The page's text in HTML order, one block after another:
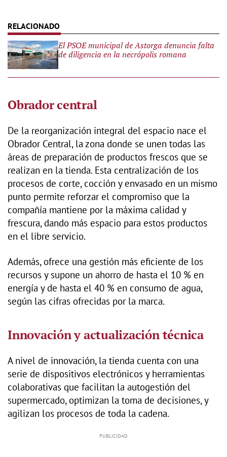
El PSOE municipal de Astorga denuncia falta
de diligencia en la necrópolis romana
Obrador central
De la reorganización integral del espacio nace el
Obrador Central, la zona donde se unen todas las
áreas de preparación de productos frescos que se
realizan en la tienda. Esta centralización de los
procesos de corte, cocción y envasado en un mismo
punto permite reforzar el compromiso que la
compañía mantiene por la máxima calidad y
frescura, dando más espacio para estos productos
en el libre servicio.
Además, ofrece una gestión más eficiente de los
recursos y supone un ahorro de hasta el 10 % en
energía y de hasta el 40 % en consumo de agua,
según las cifras ofrecidas por la marca.
Innovación y actualización técnica
A nivel de innovación, la tienda cuenta con una
serie de dispositivos electrónicos y herramientas
colaborativas que facilitan la autogestión del
supermercado, optimizan la toma de decisiones, y
agilizan los procesos de toda la cadena.